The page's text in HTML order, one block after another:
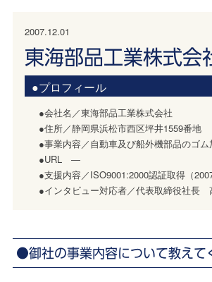
2007.12.01
東海部品工業株式会
●プロフィール
●会社名／東海部品工業株式会社
●住所／静岡県浜松市西区坪井1559番地
●事業内容／自動車及び船外機部品のゴム
●URL ―
●支援内容／ISO9001:2000認証取得（
●インタビュー対応者／代表取締役社
●御社の事業内容について教えて